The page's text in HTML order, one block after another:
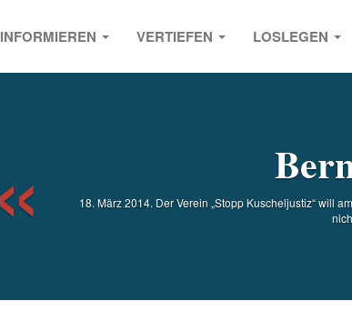
INFORMIEREN VERTIEFEN LOSLEGEN
18. März 2014. Der Verein „Stopp Kuscheljustiz“ will